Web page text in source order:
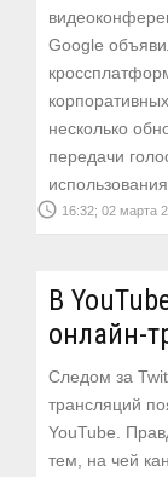
Google
несколько
передачи
access_time 16:32; 02 марта
В
онлайн-
Следом за
трансляций
YouTube.
тем, на чей